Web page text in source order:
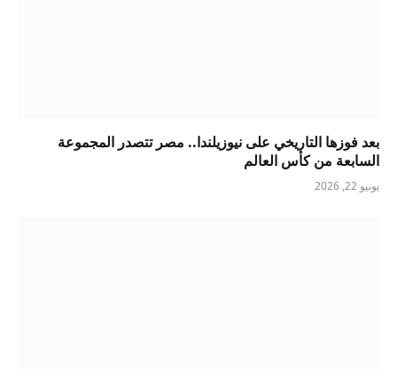
بعد فوزها التاريخي على نيوزيلندا.. مصر تتصدر المجموعة
السابعة من كأس العالم
يونيو 22, 2026